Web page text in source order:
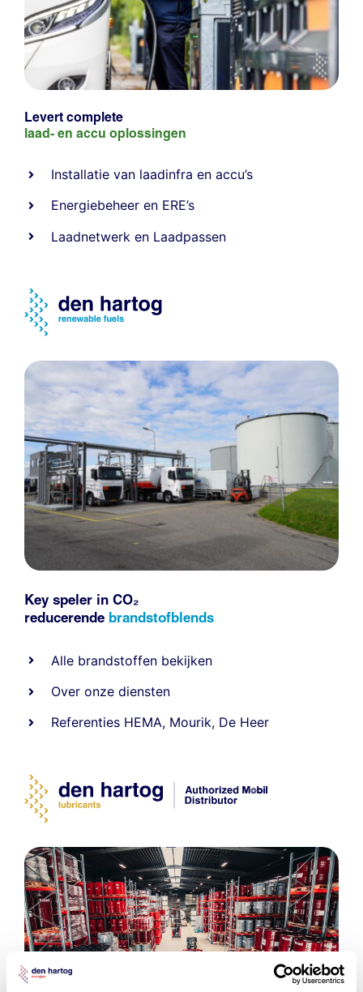
Levert complete
laad- en accu oplossingen
Installatie van laadinfra en accu’s
Energiebeheer en ERE’s
Laadnetwerk en Laadpassen
Key speler in CO₂
reducerende brandstofblends
Alle brandstoffen bekijken
Over onze diensten
Referenties HEMA, Mourik, De Heer